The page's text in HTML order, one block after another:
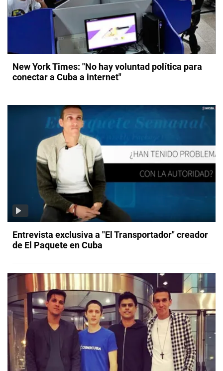
New York Times: "No hay voluntad política para
conectar a Cuba a internet"
Entrevista exclusiva a "El Transportador" creador
de El Paquete en Cuba